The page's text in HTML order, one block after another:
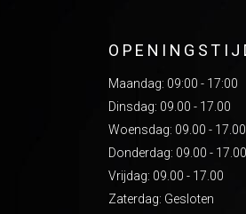
Maandag: 09:00 - 17:00
Dinsdag: 09.00 - 17.00
Woensdag: 09.00 - 17.00
Donderdag: 09.00 - 17.00
Vrijdag: 09.00 - 17.00
Zaterdag: Gesloten